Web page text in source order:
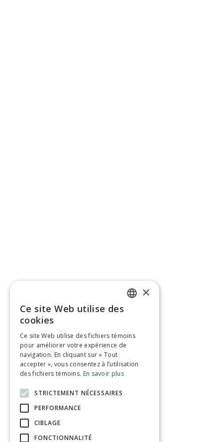
×
Ce site Web utilise des
cookies
Ce site Web utilise des fichiers témoins
pour améliorer votre expérience de
navigation. En cliquant sur « Tout
accepter », vous consentez à l’utilisation
des fichiers témoins. En savoir plus
STRICTEMENT NÉCESSAIRES
PERFORMANCE
CIBLAGE
FONCTIONNALITÉ